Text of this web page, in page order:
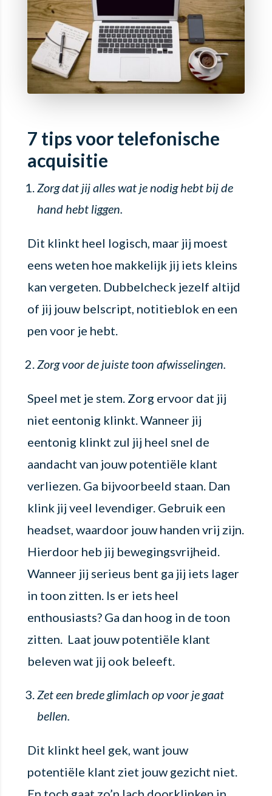
7 tips voor telefonische
acquisitie
Zorg dat jij alles wat je nodig hebt bij de
hand hebt liggen.
Dit klinkt heel logisch, maar jij moest
eens weten hoe makkelijk jij iets kleins
kan vergeten. Dubbelcheck jezelf altijd
of jij jouw belscript, notitieblok en een
pen voor je hebt.
Zorg voor de juiste toon afwisselingen.
Speel met je stem. Zorg ervoor dat jij
niet eentonig klinkt. Wanneer jij
eentonig klinkt zul jij heel snel de
aandacht van jouw potentiële klant
verliezen. Ga bijvoorbeeld staan. Dan
klink jij veel levendiger. Gebruik een
headset, waardoor jouw handen vrij zijn.
Hierdoor heb jij bewegingsvrijheid.
Wanneer jij serieus bent ga jij iets lager
in toon zitten. Is er iets heel
enthousiasts? Ga dan hoog in de toon
zitten. Laat jouw potentiële klant
beleven wat jij ook beleeft.
Zet een brede glimlach op voor je gaat
bellen.
Dit klinkt heel gek, want jouw
potentiële klant ziet jouw gezicht niet.